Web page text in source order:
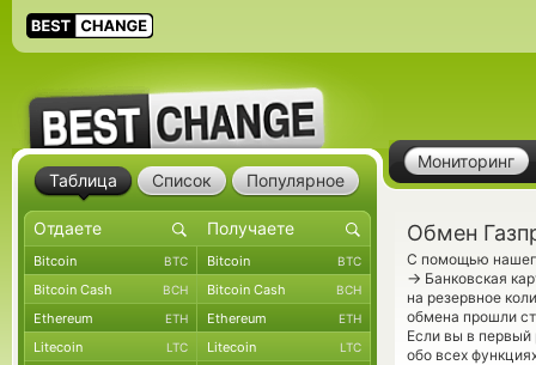
Мониторинг
Обмен
С помощью
→ Банковская
на резервное
обмена прошли
Если вы в первый
обо всех
Таблица Список Популярное
Bitcoin BTC Bitcoin BTC
Bitcoin Cash BCH Bitcoin Cash BCH
Ethereum ETH Ethereum ETH
Litecoin LTC Litecoin LTC